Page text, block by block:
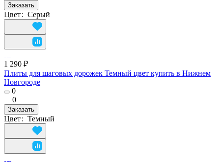
Заказать
Цвет: Серый
1 290 ₽
Плиты для шаговых дорожек Темный цвет купить в Нижнем
Новгороде
0
0
Заказать
Цвет: Темный